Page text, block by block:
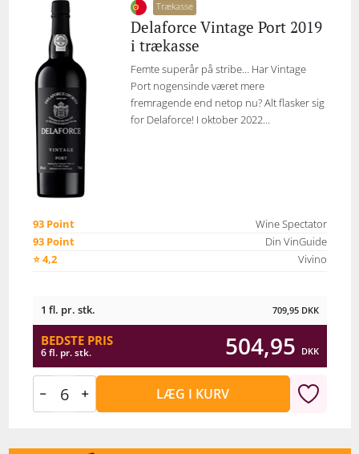
Trækasse
Delaforce Vintage Port 2019
i trækasse
Femte superår på stribe… Har Vintage
Port nogensinde været mere
fremragende end netop nu? Alt flasker sig
for Delaforce! I oktober 2022...
93 Point
Wine Spectator
93 Point
Din VinGuide
⭐ 4,2
Vivino
1 fl. pr. stk. 709,95 DKK
BEDSTE PRIS
6 fl. pr. stk. 504,95 DKK
LÆG I KURV